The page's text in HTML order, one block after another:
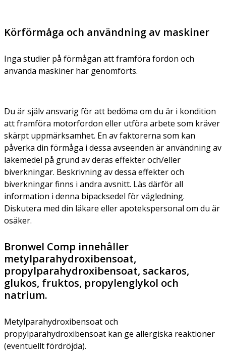
Körförmåga och användning av maskiner
Inga studier på förmågan att framföra fordon och
använda maskiner har genomförts.
Du är själv ansvarig för att bedöma om du är i kondition
att framföra motorfordon eller utföra arbete som kräver
skärpt uppmärksamhet. En av faktorerna som kan
påverka din förmåga i dessa avseenden är användning av
läkemedel på grund av deras effekter och/eller
biverkningar. Beskrivning av dessa effekter och
biverkningar finns i andra avsnitt. Läs därför all
information i denna bipacksedel för vägledning.
Diskutera med din läkare eller apotekspersonal om du är
osäker.
Bronwel Comp innehåller
metylparahydroxibensoat,
propylparahydroxibensoat, sackaros,
glukos, fruktos, propylenglykol och
natrium.
Metylparahydroxibensoat och
propylparahydroxibensoat kan ge allergiska reaktioner
(eventuellt fördröjda).